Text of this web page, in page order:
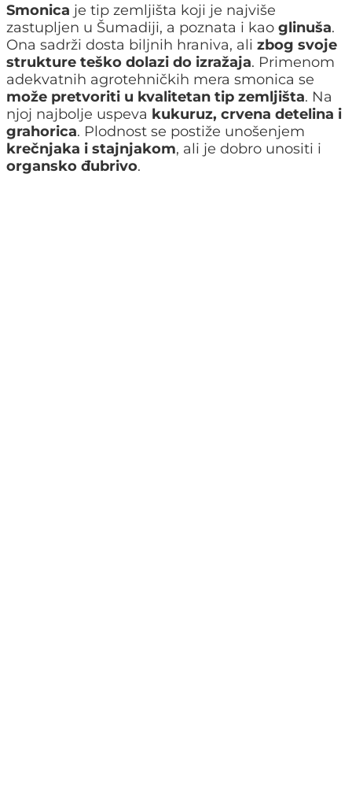
Smonica je tip zemljišta koji je najviše
zastupljen u Šumadiji, a poznata i kao glinuša.
Ona sadrži dosta biljnih hraniva, ali zbog svoje
strukture teško dolazi do izražaja. Primenom
adekvatnih agrotehničkih mera smonica se
može pretvoriti u kvalitetan tip zemljišta. Na
njoj najbolje uspeva kukuruz, crvena detelina i
grahorica. Plodnost se postiže unošenjem
krečnjaka i stajnjakom, ali je dobro unositi i
organsko đubrivo.